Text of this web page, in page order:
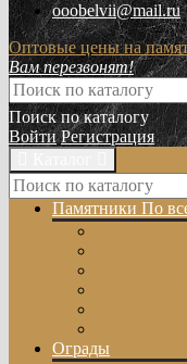
ooobelvii@mail.ru
Оптовые цены на
Вам перезвонят!
Поиск по каталогу
Войти Регистрация
Памятники По
Ограды